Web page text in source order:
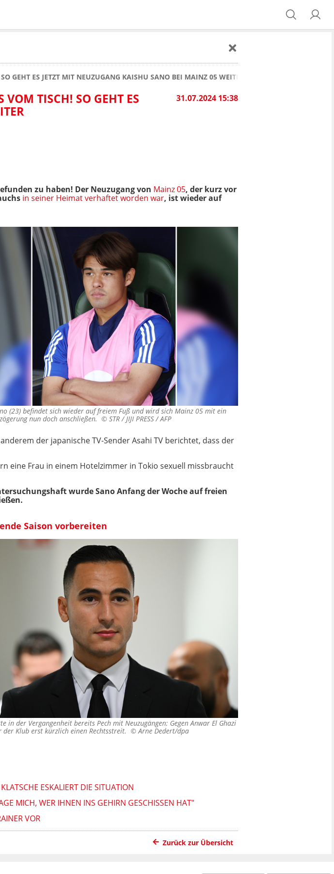
SO GEHT ES JETZT MIT NEUZUGANG KAISHU SANO BEI MAINZ 05 WEITER: VORWURF DES
31.07.2024 15:38
VOM TISCH! SO GEHT ES
zu haben! Der Neuzugang von Mainz 05, der kurz vor
in seiner Heimat verhaftet worden war, ist wieder auf
(23) befindet sich wieder auf freiem Fuß und wird sich Mainz 05 mit ein
nun doch anschließen. © STR / JIJI PRESS / AFP
der japanische TV-Sender Asahi TV berichtet, dass der
eine Frau in einem Hotelzimmer in Tokio sexuell missbraucht
wurde Sano Anfang der Woche auf freien
Saison vorbereiten
in der Vergangenheit bereits Pech mit Neuzugängen: Gegen Anwar El Ghazi
der Klub erst kürzlich einen Rechtsstreit. ©Arne Dedert/dpa
ESKALIERT DIE SITUATION
MICH, WER IHNEN INS GEHIRN GESCHISSEN HAT"
VOR
Zurück zur Übersicht